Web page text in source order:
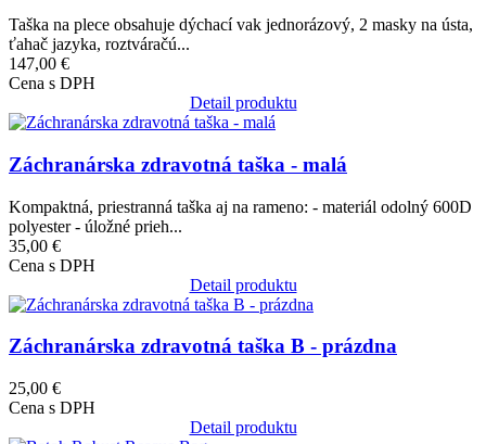
Taška na plece obsahuje dýchací vak jednorázový, 2 masky na ústa,
ťahač jazyka, roztváračú...
147,00 €
Cena s DPH
Detail produktu
Obrázok
Záchranárska zdravotná taška - malá
Kompaktná, priestranná taška aj na rameno: - materiál odolný 600D
polyester - úložné prieh...
35,00 €
Cena s DPH
Detail produktu
Obrázok
Záchranárska zdravotná taška B - prázdna
25,00 €
Cena s DPH
Detail produktu